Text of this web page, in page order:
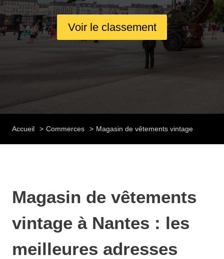
Voir le classement
Accueil Commerces Magasin de vêtements vintage
Magasin de vêtements
vintage à Nantes : les
meilleures adresses